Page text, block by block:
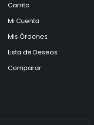
Carrito
Mi Cuenta
Mis Órdenes
Lista de Deseos
Comparar